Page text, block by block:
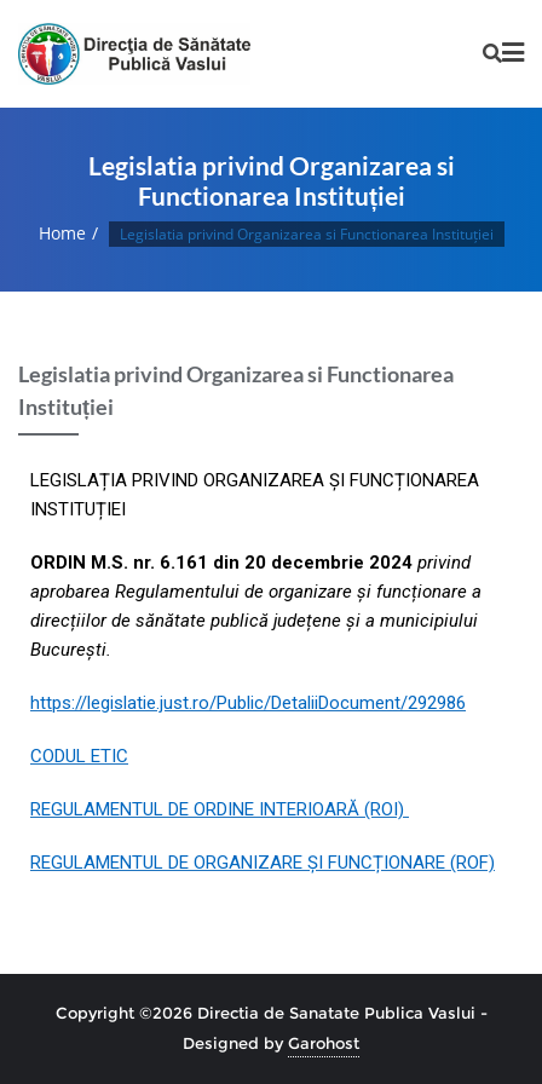
Legislatia privind Organizarea si
Functionarea Instituției
Home Legislatia privind Organizarea si Functionarea Instituției
Legislatia privind Organizarea si Functionarea
Instituției
LEGISLAȚIA PRIVIND ORGANIZAREA ȘI FUNCȚIONAREA
INSTITUȚIEI
ORDIN M.S. nr. 6.161 din 20 decembrie 2024 privind
aprobarea Regulamentului de organizare și funcționare a
direcțiilor de sănătate publică județene și a municipiului
București.
https://legislatie.just.ro/Public/DetaliiDocument/292986
CODUL ETIC
REGULAMENTUL DE ORDINE INTERIOARĂ (ROI)
REGULAMENTUL DE ORGANIZARE ȘI FUNCȚIONARE (ROF)
Copyright ©2026 Directia de Sanatate Publica Vaslui -
Designed byGarohost